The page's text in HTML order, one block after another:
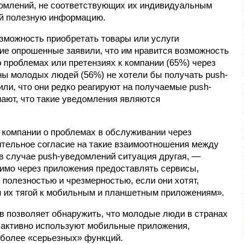
не соответствующих их индивидуальным
полезную информацию.
приобретать товары или услуги
опрошенные заявили, что им нравится возможность
или претензиях к компании (65%) через
молодых людей (56%) не хотели бы получать push-
что они редко реагируют на получаемые push-
что такие уведомления являются
о проблемах в обслуживании через
согласие на такие взаимоотношения между
случае push-уведомлений ситуация другая, —
через приложения предоставлять сервисы,
и чрезмерностью, если они хотят,
тягой к мобильным и планшетным приложениям».
позволяет обнаружить, что молодые люди в странах
используют мобильные приложения,
«серьезных» функций.